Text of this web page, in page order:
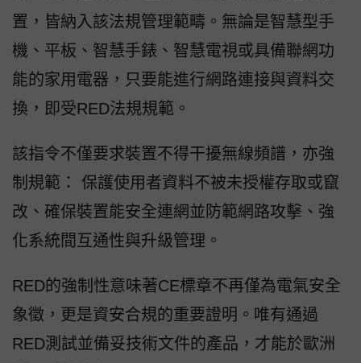
置，皆納入該法規管理範疇。無論是智慧型手
機、平板、智慧手錶、智慧電視或具備聯網功
能的家用電器，只要能進行網路連接與資料交
換，即受RED法規規範。
該指令不僅要求裝置不得干擾無線頻譜，亦強
制規範： 保護使用者資料不被未授權存取或竄
改、確保裝置能安全連網並防範網路攻擊、強
化系統間互通性與升級管理。
RED的強制性意味著CE標章不再僅為電氣安全
象徵，更是資安合規的重要證明。唯有通過
RED測試並備妥技術文件的產品，才能於歐洲